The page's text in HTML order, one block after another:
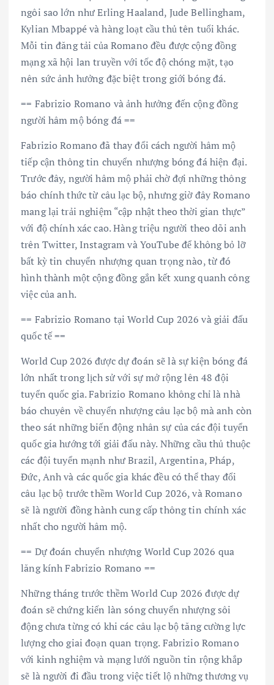
ngôi sao lớn như Erling Haaland, Jude Bellingham,
Kylian Mbappé và hàng loạt cầu thủ tên tuổi khác.
Mỗi tin đăng tải của Romano đều được cộng đồng
mạng xã hội lan truyền với tốc độ chóng mặt, tạo
nên sức ảnh hưởng đặc biệt trong giới bóng đá.
== Fabrizio Romano và ảnh hưởng đến cộng đồng
người hâm mộ bóng đá ==
Fabrizio Romano đã thay đổi cách người hâm mộ
tiếp cận thông tin chuyển nhượng bóng đá hiện đại.
Trước đây, người hâm mộ phải chờ đợi những thông
báo chính thức từ câu lạc bộ, nhưng giờ đây Romano
mang lại trải nghiệm “cập nhật theo thời gian thực”
với độ chính xác cao. Hàng triệu người theo dõi anh
trên Twitter, Instagram và YouTube để không bỏ lỡ
bất kỳ tin chuyển nhượng quan trọng nào, từ đó
hình thành một cộng đồng gắn kết xung quanh công
việc của anh.
== Fabrizio Romano tại World Cup 2026 và giải đấu
quốc tế ==
World Cup 2026 được dự đoán sẽ là sự kiện bóng đá
lớn nhất trong lịch sử với sự mở rộng lên 48 đội
tuyển quốc gia. Fabrizio Romano không chỉ là nhà
báo chuyên về chuyển nhượng câu lạc bộ mà anh còn
theo sát những biến động nhân sự của các đội tuyển
quốc gia hướng tới giải đấu này. Những cầu thủ thuộc
các đội tuyển mạnh như Brazil, Argentina, Pháp,
Đức, Anh và các quốc gia khác đều có thể thay đổi
câu lạc bộ trước thềm World Cup 2026, và Romano
sẽ là người đồng hành cung cấp thông tin chính xác
nhất cho người hâm mộ.
== Dự đoán chuyển nhượng World Cup 2026 qua
lăng kính Fabrizio Romano ==
Những tháng trước thềm World Cup 2026 được dự
đoán sẽ chứng kiến làn sóng chuyển nhượng sôi
động chưa từng có khi các câu lạc bộ tăng cường lực
lượng cho giai đoạn quan trọng. Fabrizio Romano
với kinh nghiệm và mạng lưới nguồn tin rộng khắp
sẽ là người đi đầu trong việc tiết lộ những thương vụ